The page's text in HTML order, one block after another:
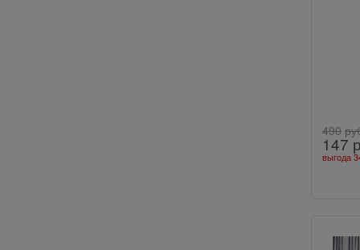
490
147
выгода